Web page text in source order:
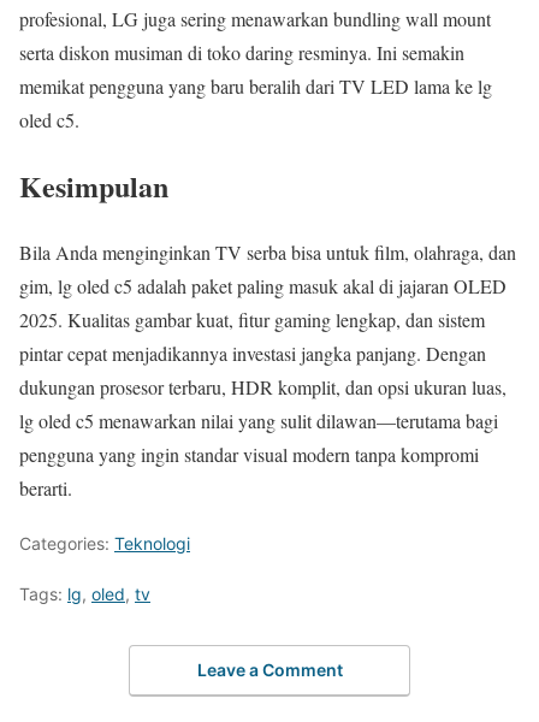
profesional, LG juga sering menawarkan bundling wall mount
serta diskon musiman di toko daring resminya. Ini semakin
memikat pengguna yang baru beralih dari TV LED lama ke lg
oled c5.
Kesimpulan
Bila Anda menginginkan TV serba bisa untuk film, olahraga, dan
gim, lg oled c5 adalah paket paling masuk akal di jajaran OLED
2025. Kualitas gambar kuat, fitur gaming lengkap, dan sistem
pintar cepat menjadikannya investasi jangka panjang. Dengan
dukungan prosesor terbaru, HDR komplit, dan opsi ukuran luas,
lg oled c5 menawarkan nilai yang sulit dilawan—terutama bagi
pengguna yang ingin standar visual modern tanpa kompromi
berarti.
Categories: Teknologi
Tags: lg, oled, tv
Leave a Comment